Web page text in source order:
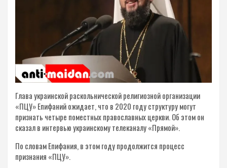
Глава украинской раскольнической религиозной организации
«ПЦУ» Епифаний ожидает, что в 2020 году структуру могут
признать четыре поместных православных церкви. Об этом он
сказал в интервью украинскому телеканалу «Прямой».
По словам Епифания, в этом году продолжится процесс
признания «ПЦУ».